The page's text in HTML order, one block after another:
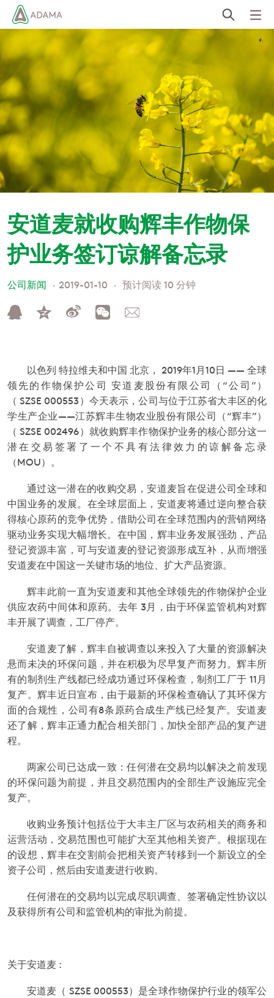
Skip
main
content
安道麦就收购辉丰作物保
护业务签订谅解备忘录
公司新闻 2019-01-10 预计阅读 10 分钟
以色列 特拉维夫和中国 北京， 2019年1月10日 —— 全球
领先的作物保护公司 安道麦股份有限公司（“公司”）
（ SZSE 000553）今天表示，公司与位于江苏省大丰区的化
学生产企业——江苏辉丰生物农业股份有限公司（“辉丰”）
（ SZSE 002496）就收购辉丰作物保护业务的核心部分这一
潜在交易签署了一个不具有法律效力的谅解备忘录
（MOU）。
通过这一潜在的收购交易，安道麦旨在促进公司全球和
中国业务的发展。在全球层面上，安道麦将通过逆向整合获
得核心原药的竞争优势，借助公司在全球范围内的营销网络
驱动业务实现大幅增长。在中国，辉丰业务发展强劲，产品
登记资源丰富，可与安道麦的登记资源形成互补，从而增强
安道麦在中国这一关键市场的地位、扩大产品资源。
辉丰此前一直为安道麦和其他全球领先的作物保护企业
供应农药中间体和原药。去年 3月，由于环保监管机构对辉
丰开展了调查，工厂停产。
安道麦了解，辉丰自被调查以来投入了大量的资源解决
悬而未决的环保问题，并在积极为尽早复产而努力。辉丰所
有的制剂生产线都已经成功通过环保检查，制剂工厂于 11月
复产。辉丰近日宣布，由于最新的环保检查确认了其环保方
面的合规性，公司有8条原药合成生产线已经复产。安道麦
还了解，辉丰正通力配合相关部门，加快全部产品的复产进
程。
两家公司已达成一致：任何潜在交易均以解决之前发现
的环保问题为前提，并且交易范围内的全部生产设施应完全
复产。
收购业务预计包括位于大丰主厂区与农药相关的商务和
运营活动，交易范围也可能扩大至其他相关资产。根据现在
的设想，辉丰在交割前会把相关资产转移到一个新设立的全
资子公司，然后由安道麦进行收购。
任何潜在的交易均以完成尽职调查、签署确定性协议以
及获得所有公司和监管机构的审批为前提。
关于安道麦 :
安道麦（ SZSE 000553）是全球作物保护行业的领军公